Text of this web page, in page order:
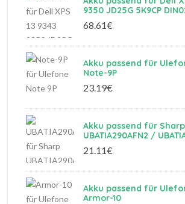
9350 JD25G 5K9CP
68.61€
Akku passend für
Note-9P
23.19€
Akku passend für Sharp
UBATIA290AFN2 /
21.11€
Akku passend für
Armor-10